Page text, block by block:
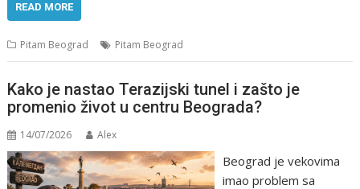
READ MORE
Pitam Beograd Pitam Beograd
Kako je nastao Terazijski tunel i zašto je
promenio život u centru Beograda?
14/07/2026 Alex
Beograd je vekovima
imao problem sa